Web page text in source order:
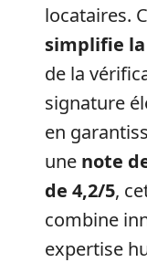
locataires.
simplifie
de la
signature
en
une note
de 4,2/5,
combine
expertise